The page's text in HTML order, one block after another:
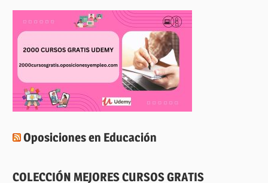
Oposiciones en Educación
COLECCIÓN MEJORES CURSOS GRATIS